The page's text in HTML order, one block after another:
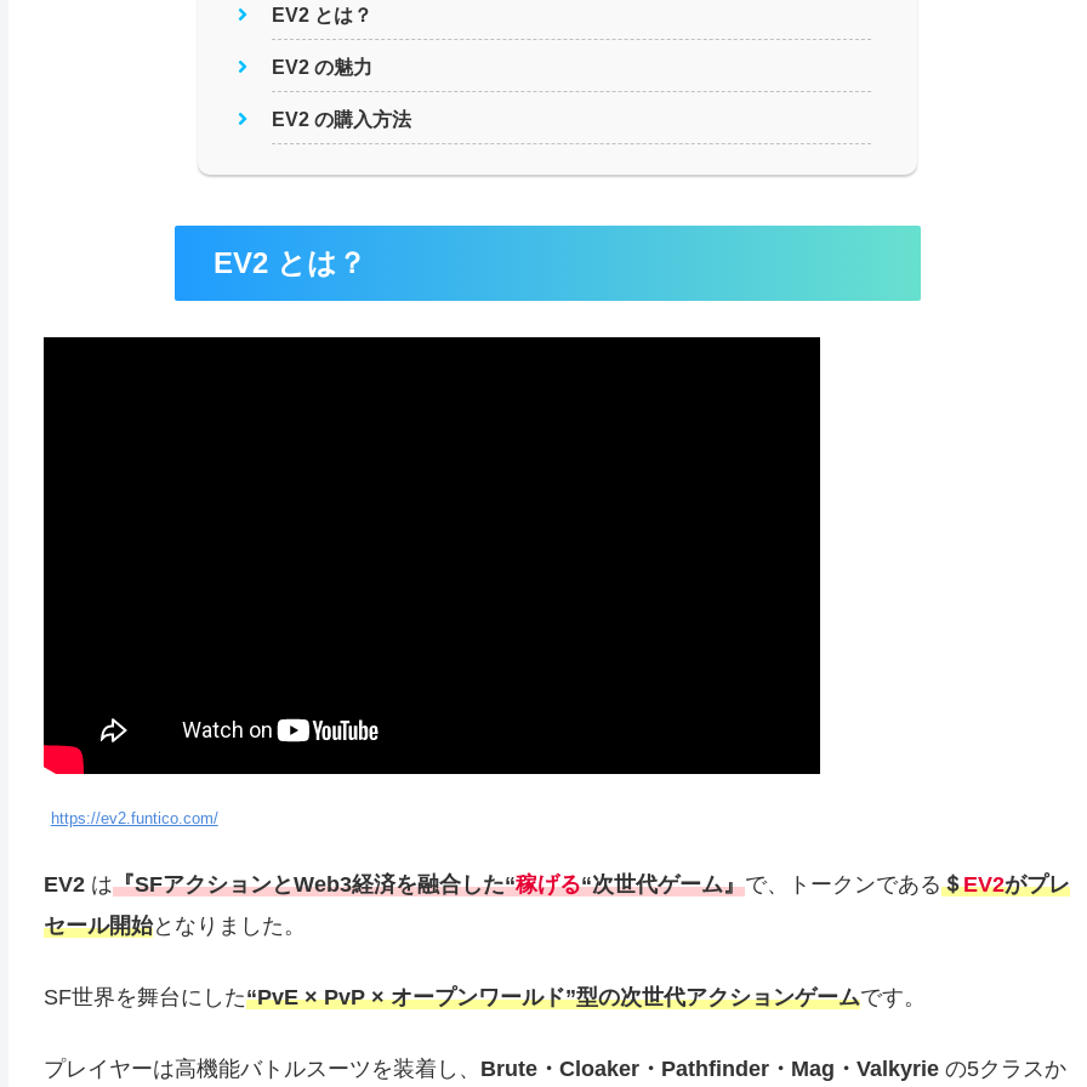
EV2 とは？
EV2 の魅力
EV2 の購入方法
EV2 とは？
https://ev2.funtico.com/
EV2 は『SFアクションとWeb3経済を融合した“稼げる“次世代ゲーム』で、トークンである＄EV2がプレ
セール開始となりました。
SF世界を舞台にした“PvE × PvP × オープンワールド”型の次世代アクションゲームです。
プレイヤーは高機能バトルスーツを装着し、 Brute・Cloaker・Pathfinder・Mag・Valkyrieの5クラスか